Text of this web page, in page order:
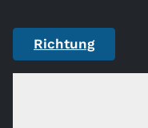
Richtung